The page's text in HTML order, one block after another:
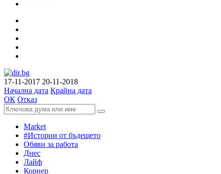
17-11-2017 20-11-2018
Начална дата Крайна дата
ОК Отказ
Market
#Истории от бъдещето
Обяви за работа
Днес
Лайф
Корнер